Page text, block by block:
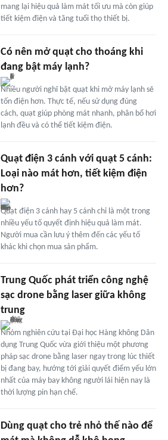
mang lại hiệu quả làm mát tối ưu mà còn giúp
tiết kiệm điện và tăng tuổi thọ thiết bị.
Có nên mở quạt cho thoáng khi
đang bật máy lạnh?
Nhiều người nghĩ bật quạt khi mở máy lạnh sẽ
tốn điện hơn. Thực tế, nếu sử dụng đúng
cách, quạt giúp phòng mát nhanh, phân bổ hơi
lạnh đều và có thể tiết kiệm điện.
Quạt điện 3 cánh với quạt 5 cánh:
Loại nào mát hơn, tiết kiệm điện
hơn?
Quạt điện 3 cánh hay 5 cánh chỉ là một trong
nhiều yếu tố quyết định hiệu quả làm mát.
Người mua cần lưu ý thêm đến các yếu tố
khác khi chọn mua sản phẩm.
Trung Quốc phát triển công nghệ
sạc drone bằng laser giữa không
trung
Nhóm nghiên cứu tại Đại học Hàng không Dân
dụng Trung Quốc vừa giới thiệu một phương
pháp sạc drone bằng laser ngay trong lúc thiết
bị đang bay, hướng tới giải quyết điểm yếu lớn
nhất của máy bay không người lái hiện nay là
thời lượng pin hạn chế.
Dùng quạt cho trẻ nhỏ thế nào để